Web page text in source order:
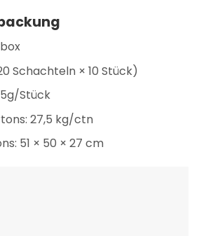
Schachteln × 10 Stück)
Stück
27,5 kg/ctn
51 × 50 × 27 cm